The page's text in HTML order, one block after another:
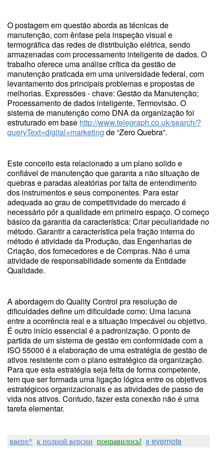
O postagem em questão aborda as técnicas de
manutenção, com ênfase pela inspeção visual e
termográfica das redes de distribuição elétrica, sendo
armazenadas com processamento inteligente de dados. O
trabalho oferece uma análise crítica da gestão de
manutenção praticada em uma universidade federal, com
levantamento dos principais problemas e propostas de
melhorias. Expressões - chave: Gestão da Manutenção;
Processamento de dados inteligente, Termovisão. O
sistema de manutenção como DNA da organização foi
estruturado em base http://www.telegraph.co.uk/search/?
queryText=digital+marketing de “Zero Quebra”.
Este conceito esta relacionado a um plano solido e
confiável de manutenção que garanta a não situação de
quebras e paradas aleatórias por falta de entendimento
dos instrumentos e seus componentes. Para estar
adequada ao grau de competitividade do mercado é
necessário pôr a qualidade em primeiro espaço. O começo
básico da garantia da característica: Criar peculiaridade no
método. Garantir a característica pela fração interna do
método é atividade da Produção, das Engenharias de
Criação, dos fornecedores e de Compras. Não é uma
atividade de responsabilidade somente da Entidade
Qualidade.
A abordagem do Quality Control pra resolução de
dificuldades define um dificuldade como: Uma lacuna
entre a ocorrência real e a situação impecável ou objetivo.
É outro início essencial é a padronização. O ponto de
partida de um sistema de gestão em conformidade com a
ISO 55000 é a elaboração de uma estratégia de gestão de
ativos resistente com o plano estratégico da organização.
Para que esta estratégia seja feita de forma competente,
tem que ser formada uma ligação lógica entre os objetivos
estratégicos organizacionais e as atividades de passo de
vida nos ativos. Contudo, fazer esta conexão não é uma
tarefa elementar.
вверх^ к полной версии понравилось! в evernote